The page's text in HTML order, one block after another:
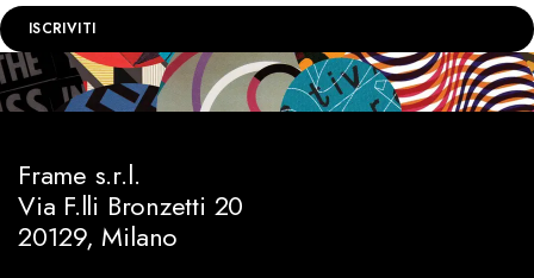
ISCRIVITI
Frame s.r.l.
Via F.lli Bronzetti 20
20129, Milano